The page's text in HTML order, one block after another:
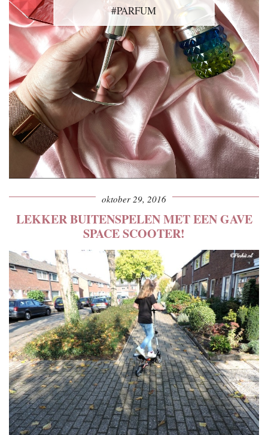
#PARFUM
oktober 29, 2016
LEKKER BUITENSPELEN MET EEN GAVE
SPACE SCOOTER!